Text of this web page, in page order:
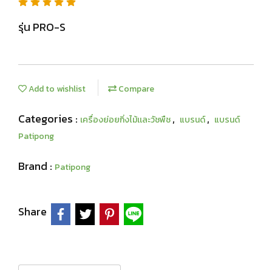
รุ่น PRO-S
Add to wishlist Compare
Categories : เครื่องย่อยกิ่งไม้เเละวัชพืช, แบรนด์, แบรนด์
Patipong
Brand : Patipong
Share